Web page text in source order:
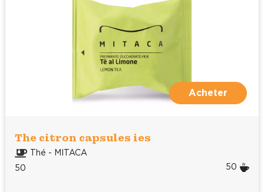
Acheter
The citron capsules ies
Thé - MITACA
50
50